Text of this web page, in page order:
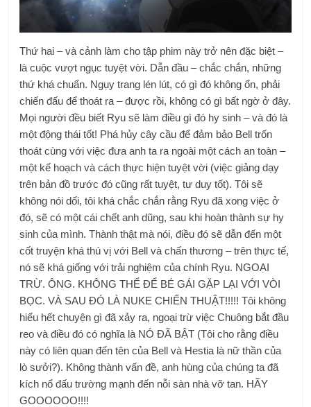
Thứ hai – và cảnh làm cho tập phim này trở nên đặc biệt –
là cuộc vượt ngục tuyệt vời. Dẫn đầu – chắc chắn, những
thứ khá chuẩn. Ngụy trang lén lút, có gì đó không ổn, phải
chiến đấu để thoát ra – được rồi, không có gì bất ngờ ở đây.
Mọi người đều biết Ryu sẽ làm điều gì đó hy sinh – và đó là
một động thái tốt! Phá hủy cây cầu để đảm bảo Bell trốn
thoát cùng với việc đưa anh ta ra ngoài một cách an toàn –
một kế hoạch và cách thực hiện tuyệt vời (việc giảng dạy
trên bản đồ trước đó cũng rất tuyệt, tư duy tốt). Tôi sẽ
không nói dối, tôi khá chắc chắn rằng Ryu đã xong việc ở
đó, sẽ có một cái chết anh dũng, sau khi hoàn thành sự hy
sinh của mình. Thành thật mà nói, điều đó sẽ dẫn đến một
cốt truyện khá thú vị với Bell và chấn thương – trên thực tế,
nó sẽ khá giống với trải nghiệm của chính Ryu. NGOẠI
TRỪ. ÔNG. KHÔNG THỂ ĐỂ BÉ GÁI GẶP LẠI VỚI VÒI
BỌC. VÀ SAU ĐÓ LÀ NUKE CHIẾN THUẬT!!!!! Tôi không
hiểu hết chuyện gì đã xảy ra, ngoại trừ việc Chuông bắt đầu
reo và điều đó có nghĩa là NÓ ĐÃ BẬT (Tôi cho rằng điều
này có liên quan đến tên của Bell và Hestia là nữ thần của
lò sưởi?). Không thành vấn đề, anh hùng của chúng ta đã
kích nổ đấu trường mạnh đến nỗi sàn nhà vỡ tan. HÃY
GOOOOOO!!!!